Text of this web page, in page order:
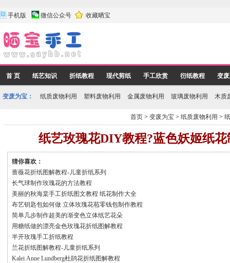
手机版 微信公众号 收藏晒宝
首 页 纸艺知识 折纸教程 现代剪纸 手工欣赏 衍纸教程 变
变废为宝： 纸质废物利用 塑料废物利用 金属废物利用 玻璃废物利用 木质
首页 >变废为宝 >纸质废物利用 >
纸艺玫瑰花DIY教程?蓝色妖姬纸
猜你喜欢：
蔷薇花折纸图解教程-儿童折纸系列
长气球制作玫瑰花的方法教程
美丽的秋海棠手工折纸图文教程 纸花制作大全
布艺钥匙包如何做 立体玫瑰花苞零钱包制作教程
简单几步制作超美的渐变色立体纸艺花朵
用糖纸做的漂亮金色玫瑰花折纸图解教程
半开玫瑰手工折纸教程
兰花折纸图解教程-儿童折纸系列
Kalei Anne Lundberg杜鹃花折纸图解教程